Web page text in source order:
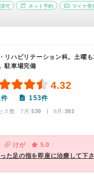
可 ネット予約 マイナ受
リハビリテーション科。土曜
駐車場完備
4.32
153件
ス数 7月:539 | 6月:393
けが
5.0
た足の指を即座に治療して下